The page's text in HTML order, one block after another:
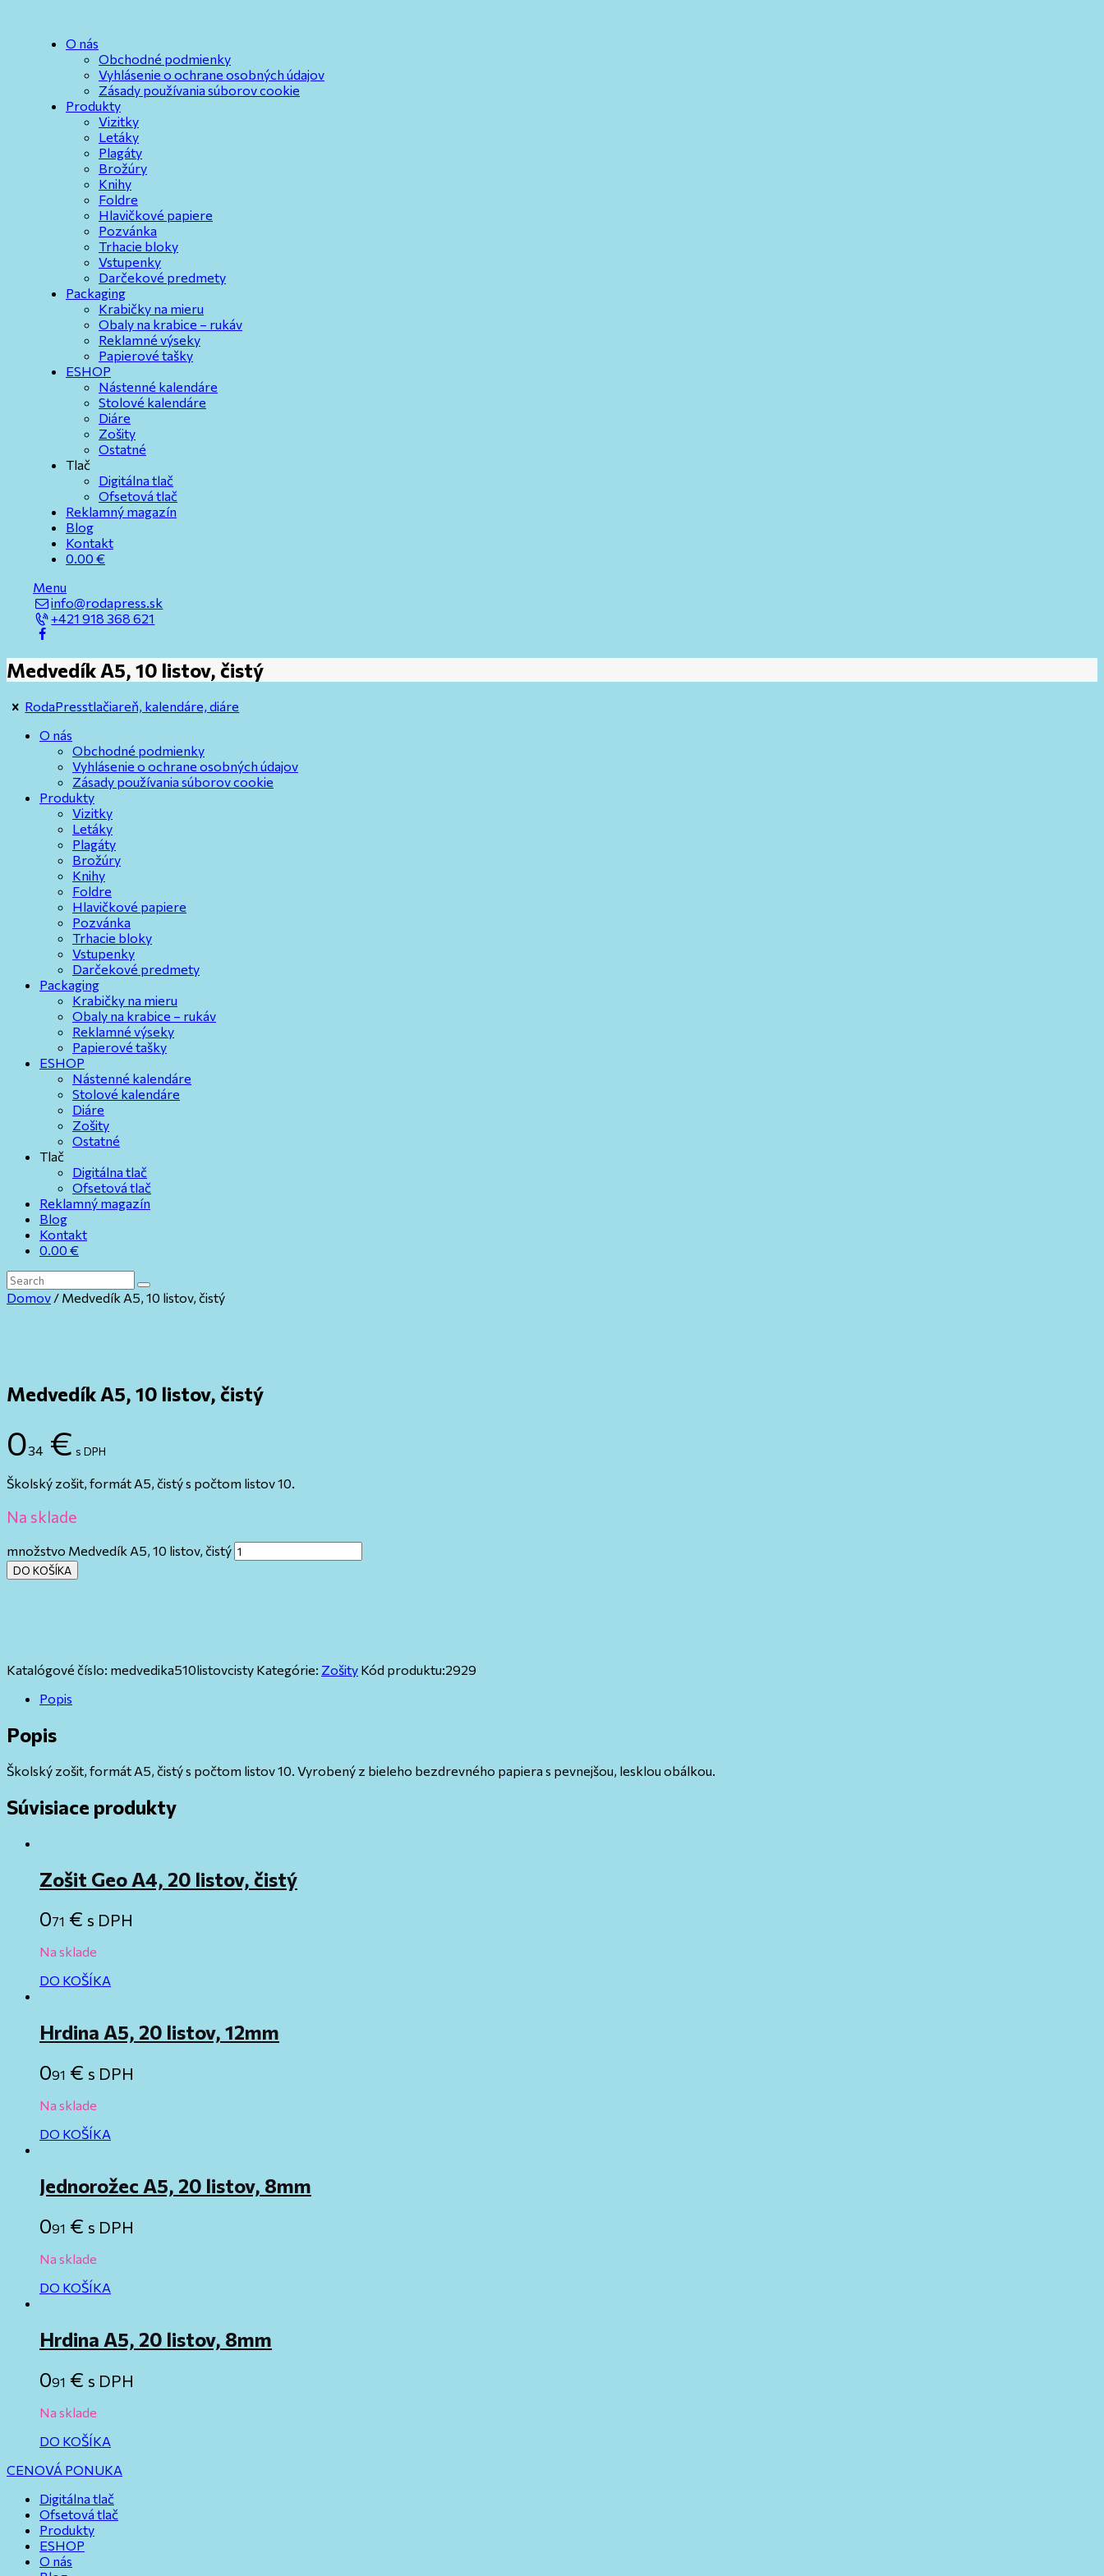
O nás
Obchodné podmienky
Vyhlásenie o ochrane osobných údajov
Zásady používania súborov cookie
Produkty
Vizitky
Letáky
Plagáty
Brožúry
Knihy
Foldre
Hlavičkové papiere
Pozvánka
Trhacie bloky
Vstupenky
Darčekové predmety
Packaging
Krabičky na mieru
Obaly na krabice – rukáv
Reklamné výseky
Papierové tašky
ESHOP
Nástenné kalendáre
Stolové kalendáre
Diáre
Zošity
Ostatné
Tlač
Digitálna tlač
Ofsetová tlač
Reklamný magazín
Blog
Kontakt
0.00 €
Menu
info@rodapress.sk
+421 918 368 621
Medvedík A5, 10 listov, čistý
RodaPresstlačiareň, kalendáre, diáre
O nás
Obchodné podmienky
Vyhlásenie o ochrane osobných údajov
Zásady používania súborov cookie
Produkty
Vizitky
Letáky
Plagáty
Brožúry
Knihy
Foldre
Hlavičkové papiere
Pozvánka
Trhacie bloky
Vstupenky
Darčekové predmety
Packaging
Krabičky na mieru
Obaly na krabice – rukáv
Reklamné výseky
Papierové tašky
ESHOP
Nástenné kalendáre
Stolové kalendáre
Diáre
Zošity
Ostatné
Tlač
Digitálna tlač
Ofsetová tlač
Reklamný magazín
Blog
Kontakt
0.00 €
Domov / Medvedík A5, 10 listov, čistý
Medvedík A5, 10 listov, čistý
034 € s DPH
Školský zošit, formát A5, čistý s počtom listov 10.
Na sklade
množstvo Medvedík A5, 10 listov, čistý
DO KOŠÍKA
Katalógové číslo: medvedika510listovcisty Kategórie: Zošity Kód produktu:2929
Popis
Popis
Školský zošit, formát A5, čistý s počtom listov 10. Vyrobený z bieleho bezdrevného papiera s pevnejšou, lesklou obálkou.
Súvisiace produkty
Zošit Geo A4, 20 listov, čistý
071 € s DPH
Na sklade
DO KOŠÍKA
Hrdina A5, 20 listov, 12mm
091 € s DPH
Na sklade
DO KOŠÍKA
Jednorožec A5, 20 listov, 8mm
091 € s DPH
Na sklade
DO KOŠÍKA
Hrdina A5, 20 listov, 8mm
091 € s DPH
Na sklade
DO KOŠÍKA
CENOVÁ PONUKA
Digitálna tlač
Ofsetová tlač
Produkty
ESHOP
O nás